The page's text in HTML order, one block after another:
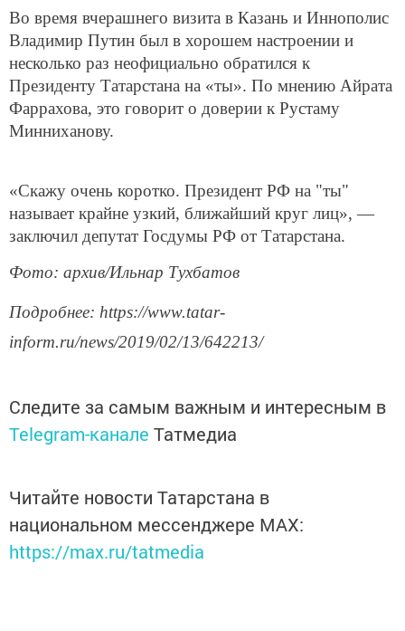
Во время вчерашнего визита в Казань и Иннополис
Владимир Путин был в хорошем настроении и
несколько раз неофициально обратился к
Президенту Татарстана на «ты». По мнению Айрата
Фаррахова, это говорит о доверии к Рустаму
Минниханову.
«Скажу очень коротко. Президент РФ на "ты"
называет крайне узкий, ближайший круг лиц», —
заключил депутат Госдумы РФ от Татарстана.
Фото: архив/Ильнар Тухбатов
Подробнее: https://www.tatar-
inform.ru/news/2019/02/13/642213/
Следите за самым важным и интересным в
Telegram-канале Татмедиа
Читайте новости Татарстана в
национальном мессенджере MАХ:
https://max.ru/tatmedia